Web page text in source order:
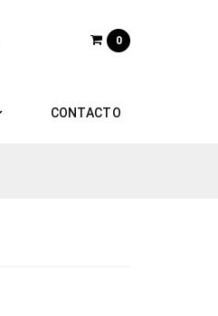
0
CONTACTO